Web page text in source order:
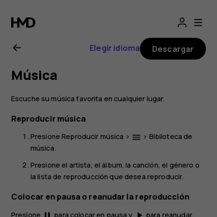
Manual
del
usuario
de
Nokia
2.1
Elegir idioma Descargar
Música
Escuche su música favorita en cualquier lugar.
Reproducir música
PresioneReproducir música > menu > Biblioteca de
música.
Presione el artista, el álbum, la canción, el género o
la lista de reproducción que desea reproducir.
Colocar en pausa o reanudar la reproducción
Presione para colocar en pausa y para reanudar.